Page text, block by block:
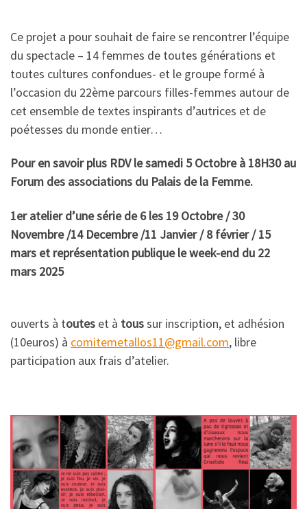
Ce projet a pour souhait de faire se rencontrer l’équipe
du spectacle – 14 femmes de toutes générations et
toutes cultures confondues- et le groupe formé à
l’occasion du 22ème parcours filles-femmes autour de
cet ensemble de textes inspirants d’autrices et de
poétesses du monde entier…
Pour en savoir plus RDV le samedi 5 Octobre à 18H30 au
Forum des associations du Palais de la Femme.
1er atelier d’une série de 6 les 19 Octobre / 30
Novembre /14 Decembre /11 Janvier / 8 février / 15
mars et représentation publique le week-end du 22
mars 2025
ouverts à toutes et à toussur inscription, et adhésion
(10euros) à comitemetallos11@gmail.com, libre
participation aux frais d’atelier.